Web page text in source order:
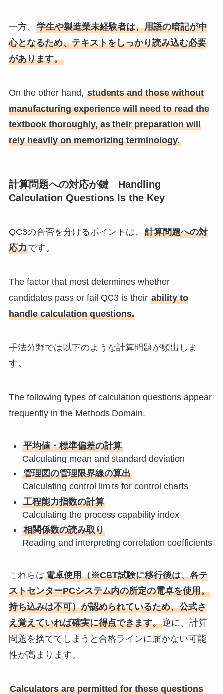
一方、 学生や製造業未経験者は、用語の暗記が中
心となるため、テキストをしっかり読み込む必要
があります。
On the other hand, students and those without
manufacturing experience will need to read the
textbook thoroughly, as their preparation will
rely heavily on memorizing terminology.
計算問題への対応が鍵 Handling
Calculation Questions Is the Key
QC3の合否を分けるポイントは、 計算問題への対
応力です。
The factor that most determines whether
candidates pass or fail QC3 is their ability to
handle calculation questions.
手法分野では以下のような計算問題が頻出しま
す。
The following types of calculation questions appear
frequently in the Methods Domain.
平均値・標準偏差の計算
Calculating mean and standard deviation
管理図の管理限界線の算出
Calculating control limits for control charts
工程能力指数の計算
Calculating the process capability index
相関係数の読み取り
Reading and interpreting correlation coefficients
これらは電卓使用（※CBT試験に移行後は、各テ
ストセンターPCシステム内の所定の電卓を使用。
持ち込みは不可）が認められているため、公式さ
え覚えていれば確実に得点できます。逆に、計算
問題を捨ててしまうと合格ラインに届かない可能
性が高まります。
Calculators are permitted for these questions